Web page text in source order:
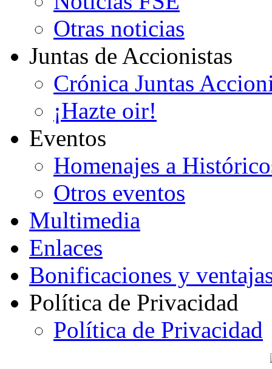
Otras noticias
Juntas de Accionistas
Crónica Juntas
¡Hazte oir!
Eventos
Homenajes a
Otros eventos
Multimedia
Enlaces
Bonificaciones y
Política de Privacidad
Política de Privacidad